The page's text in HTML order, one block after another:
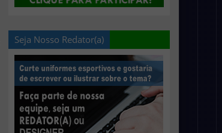
Seja Nosso Redator(a)